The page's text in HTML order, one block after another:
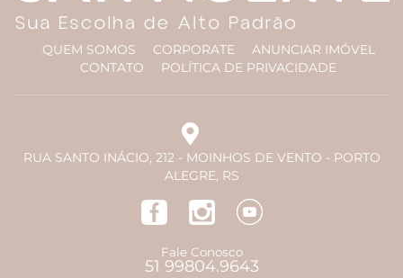
QUEM SOMOS CORPORATE
ANUNCIAR IMÓVEL
CONTATO
POLÍTICA DE PRIVACIDADE
RUA SANTO INÁCIO, 212 - MOINHOS DE VENTO - PORTO
ALEGRE, RS
Fale Conosco
51 99804.9643